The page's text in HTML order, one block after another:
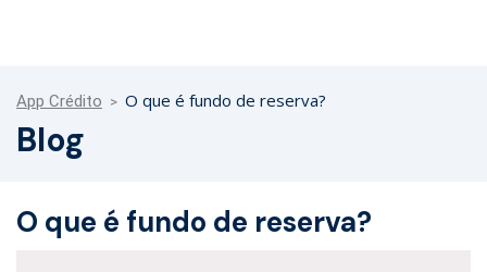
App Crédito O que é fundo de reserva?
Blog
O que é fundo de reserva?